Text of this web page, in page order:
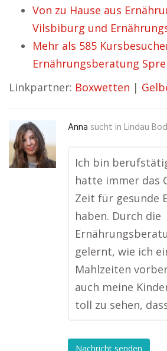
Von zu Hause aus
Vilsbiburg und
Mehr als 585
Ernährungsberatung
Linkpartner: Boxwetten |
Anna sucht in Lindau
Ich bin
hatte immer das
Zeit für gesunde
haben. Durch die
gelernt, wie ich
Mahlzeiten
auch meine
toll zu sehen,
Nachricht senden